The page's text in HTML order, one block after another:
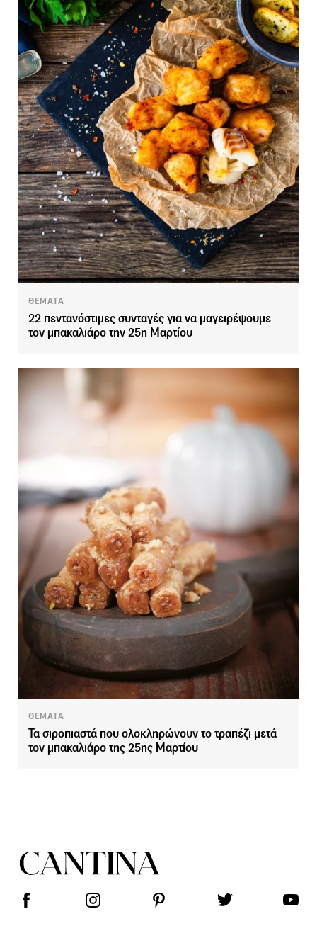
ΘΕΜΑΤΑ
22 πεντανόστιμες συνταγές για να μαγειρέψουμε
τον μπακαλιάρο την 25η Μαρτίου
ΘΕΜΑΤΑ
Τα σιροπιαστά που ολοκληρώνουν το τραπέζι μετά
τον μπακαλιάρο της 25ης Μαρτίου